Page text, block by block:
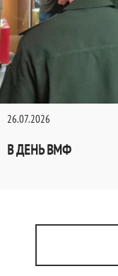
26.07.2026
В ДЕНЬ ВМФ